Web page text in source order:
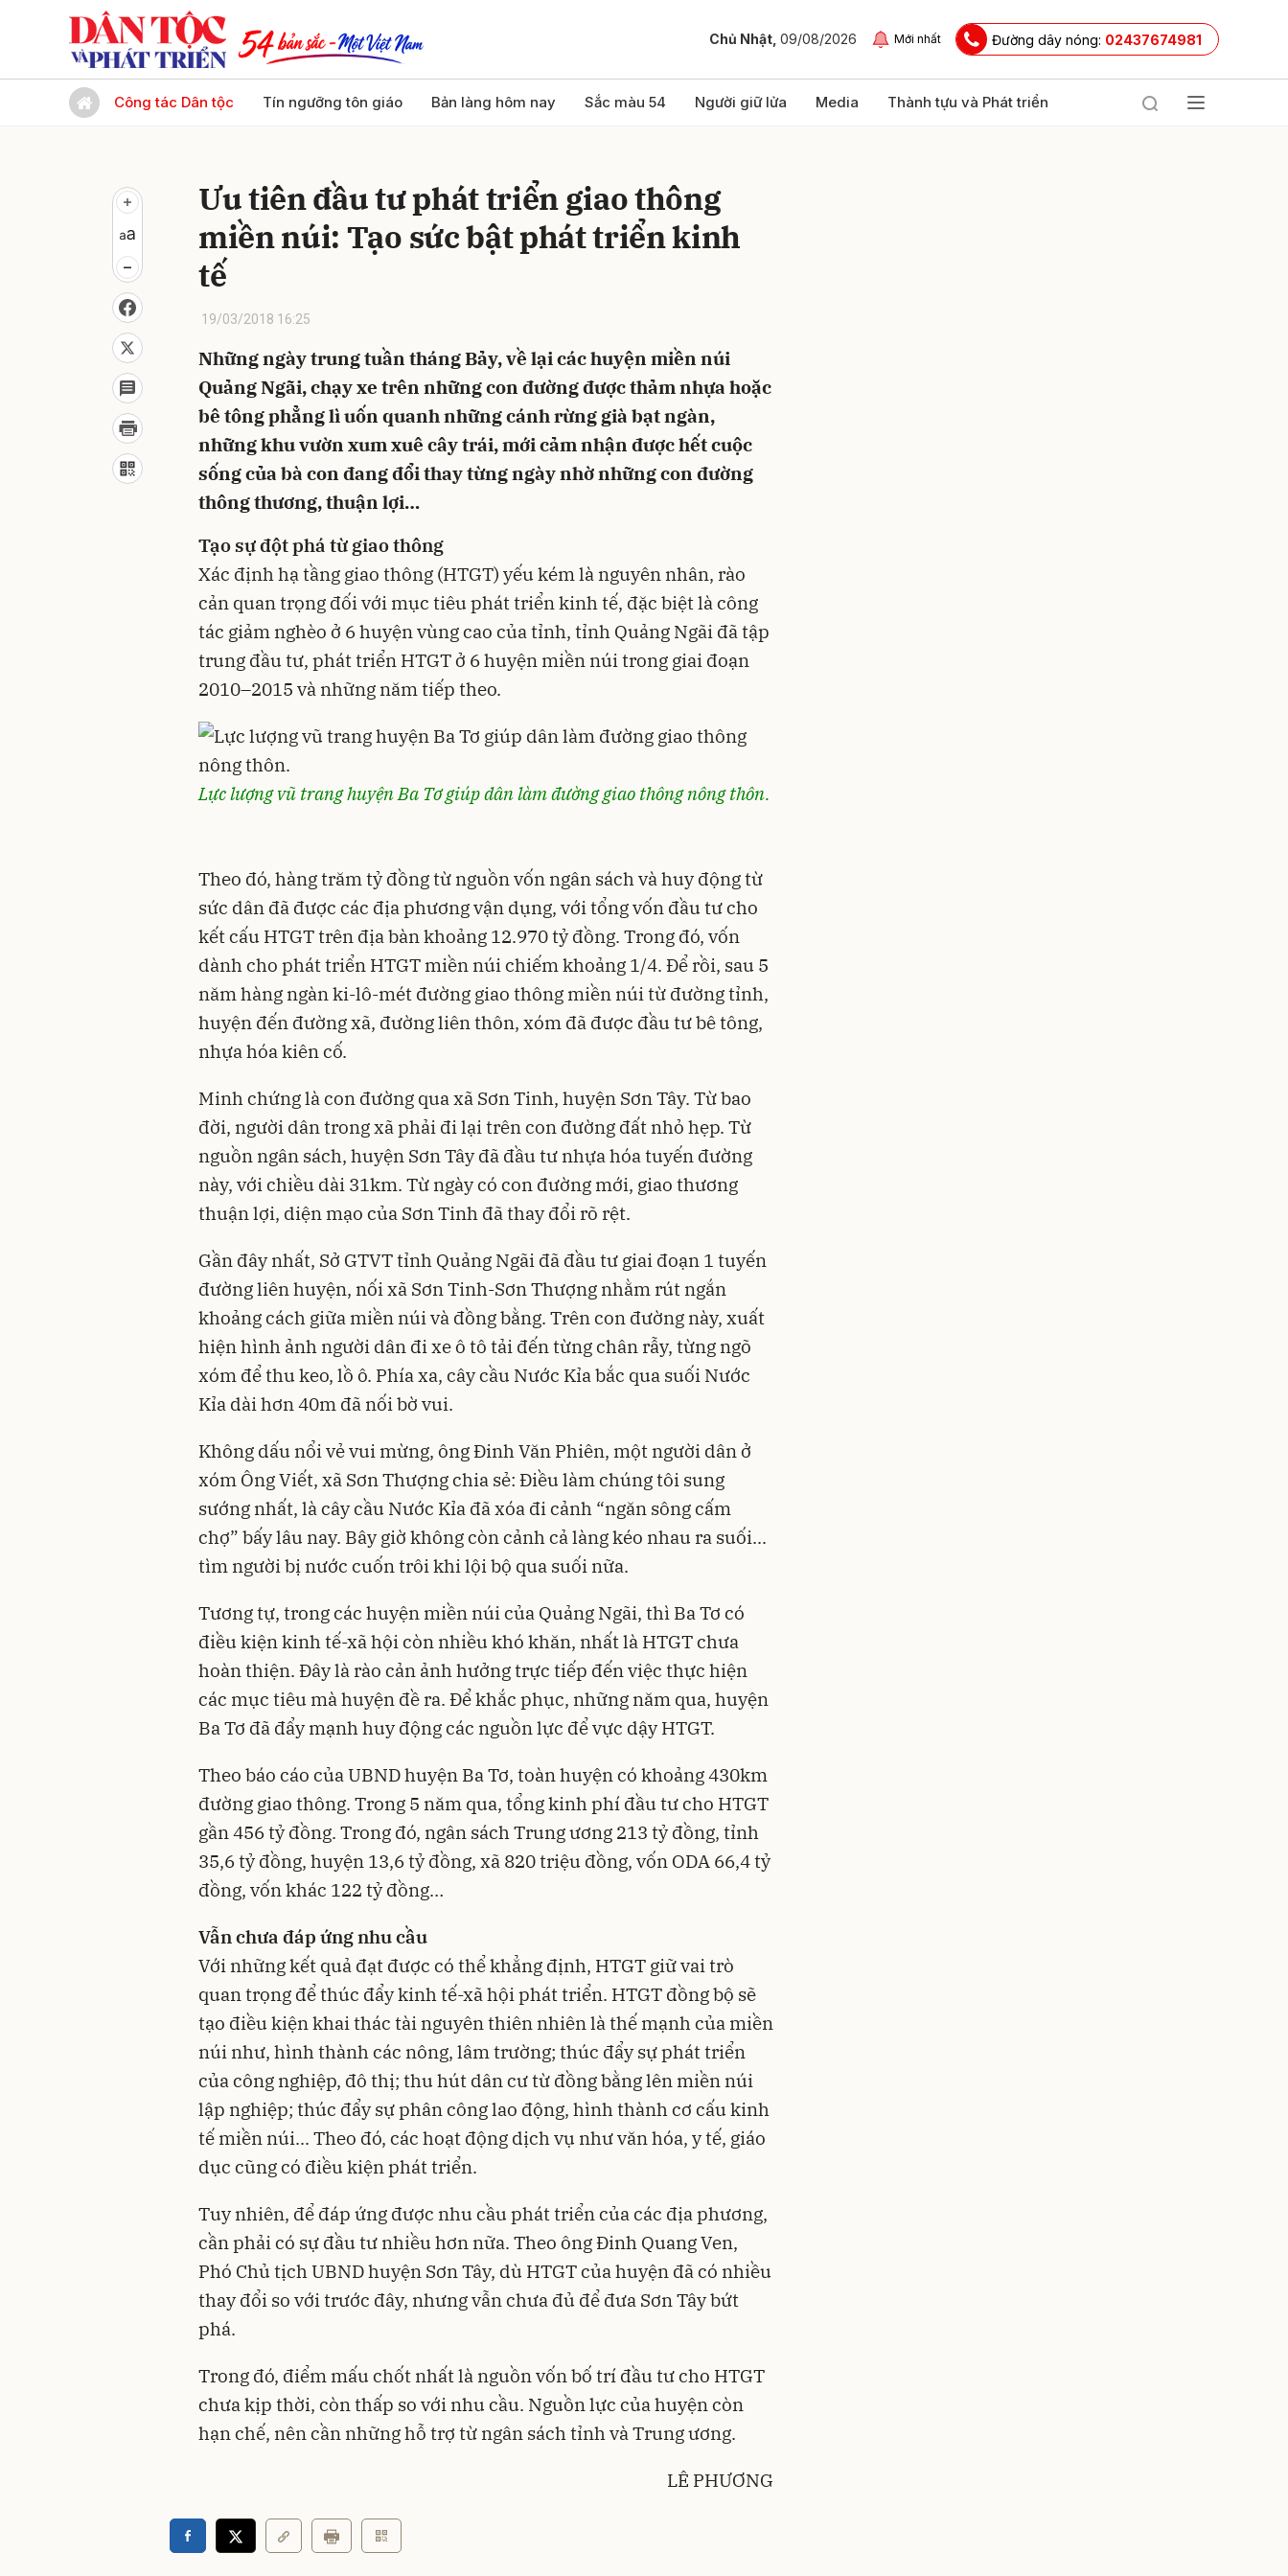
Chủ Nhật, 09/08/2026 Mới nhất Đường dây nóng: 02437674981
Công tác Dân tộc Tín ngưỡng tôn giáo Bản làng hôm nay Sắc màu 54 Người giữ lửa Media Thành tựu và Phát triển
Ưu tiên đầu tư phát triển giao thông
miền núi: Tạo sức bật phát triển kinh
tế
19/03/2018 16:25
Những ngày trung tuần tháng Bảy, về lại các huyện miền núi
Quảng Ngãi, chạy xe trên những con đường được thảm nhựa hoặc
bê tông phẳng lì uốn quanh những cánh rừng già bạt ngàn,
những khu vườn xum xuê cây trái, mới cảm nhận được hết cuộc
sống của bà con đang đổi thay từng ngày nhờ những con đường
thông thương, thuận lợi…
Tạo sự đột phá từ giao thông
Xác định hạ tầng giao thông (HTGT) yếu kém là nguyên nhân, rào
cản quan trọng đối với mục tiêu phát triển kinh tế, đặc biệt là công
tác giảm nghèo ở 6 huyện vùng cao của tỉnh, tỉnh Quảng Ngãi đã tập
trung đầu tư, phát triển HTGT ở 6 huyện miền núi trong giai đoạn
2010–2015 và những năm tiếp theo.
Lực lượng vũ trang huyện Ba Tơ giúp dân làm đường giao thông nông thôn.
Theo đó, hàng trăm tỷ đồng từ nguồn vốn ngân sách và huy động từ
sức dân đã được các địa phương vận dụng, với tổng vốn đầu tư cho
kết cấu HTGT trên địa bàn khoảng 12.970 tỷ đồng. Trong đó, vốn
dành cho phát triển HTGT miền núi chiếm khoảng 1/4. Để rồi, sau 5
năm hàng ngàn ki-lô-mét đường giao thông miền núi từ đường tỉnh,
huyện đến đường xã, đường liên thôn, xóm đã được đầu tư bê tông,
nhựa hóa kiên cố.
Minh chứng là con đường qua xã Sơn Tinh, huyện Sơn Tây. Từ bao
đời, người dân trong xã phải đi lại trên con đường đất nhỏ hẹp. Từ
nguồn ngân sách, huyện Sơn Tây đã đầu tư nhựa hóa tuyến đường
này, với chiều dài 31km. Từ ngày có con đường mới, giao thương
thuận lợi, diện mạo của Sơn Tinh đã thay đổi rõ rệt.
Gần đây nhất, Sở GTVT tỉnh Quảng Ngãi đã đầu tư giai đoạn 1 tuyến
đường liên huyện, nối xã Sơn Tinh-Sơn Thượng nhằm rút ngắn
khoảng cách giữa miền núi và đồng bằng. Trên con đường này, xuất
hiện hình ảnh người dân đi xe ô tô tải đến từng chân rẫy, từng ngõ
xóm để thu keo, lồ ô. Phía xa, cây cầu Nước Kỉa bắc qua suối Nước
Kỉa dài hơn 40m đã nối bờ vui.
Không dấu nổi vẻ vui mừng, ông Đinh Văn Phiên, một người dân ở
xóm Ông Viết, xã Sơn Thượng chia sẻ: Điều làm chúng tôi sung
sướng nhất, là cây cầu Nước Kỉa đã xóa đi cảnh “ngăn sông cấm
chợ” bấy lâu nay. Bây giờ không còn cảnh cả làng kéo nhau ra suối...
tìm người bị nước cuốn trôi khi lội bộ qua suối nữa.
Tương tự, trong các huyện miền núi của Quảng Ngãi, thì Ba Tơ có
điều kiện kinh tế-xã hội còn nhiều khó khăn, nhất là HTGT chưa
hoàn thiện. Đây là rào cản ảnh hưởng trực tiếp đến việc thực hiện
các mục tiêu mà huyện đề ra. Để khắc phục, những năm qua, huyện
Ba Tơ đã đẩy mạnh huy động các nguồn lực để vực dậy HTGT.
Theo báo cáo của UBND huyện Ba Tơ, toàn huyện có khoảng 430km
đường giao thông. Trong 5 năm qua, tổng kinh phí đầu tư cho HTGT
gần 456 tỷ đồng. Trong đó, ngân sách Trung ương 213 tỷ đồng, tỉnh
35,6 tỷ đồng, huyện 13,6 tỷ đồng, xã 820 triệu đồng, vốn ODA 66,4 tỷ
đồng, vốn khác 122 tỷ đồng…
Vẫn chưa đáp ứng nhu cầu
Với những kết quả đạt được có thể khẳng định, HTGT giữ vai trò
quan trọng để thúc đẩy kinh tế-xã hội phát triển. HTGT đồng bộ sẽ
tạo điều kiện khai thác tài nguyên thiên nhiên là thế mạnh của miền
núi như, hình thành các nông, lâm trường; thúc đẩy sự phát triển
của công nghiệp, đô thị; thu hút dân cư từ đồng bằng lên miền núi
lập nghiệp; thúc đẩy sự phân công lao động, hình thành cơ cấu kinh
tế miền núi... Theo đó, các hoạt động dịch vụ như văn hóa, y tế, giáo
dục cũng có điều kiện phát triển.
Tuy nhiên, để đáp ứng được nhu cầu phát triển của các địa phương,
cần phải có sự đầu tư nhiều hơn nữa. Theo ông Đinh Quang Ven,
Phó Chủ tịch UBND huyện Sơn Tây, dù HTGT của huyện đã có nhiều
thay đổi so với trước đây, nhưng vẫn chưa đủ để đưa Sơn Tây bứt
phá.
Trong đó, điểm mấu chốt nhất là nguồn vốn bố trí đầu tư cho HTGT
chưa kịp thời, còn thấp so với nhu cầu. Nguồn lực của huyện còn
hạn chế, nên cần những hỗ trợ từ ngân sách tỉnh và Trung ương.
LÊ PHƯƠNG
Gửi bình luận